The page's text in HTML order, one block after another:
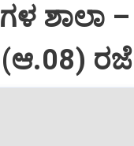
ಶಾಲಾ
(ಆ.08)